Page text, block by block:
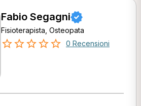
Fabio Segagni
Fisioterapista, Osteopata
0 Recensioni